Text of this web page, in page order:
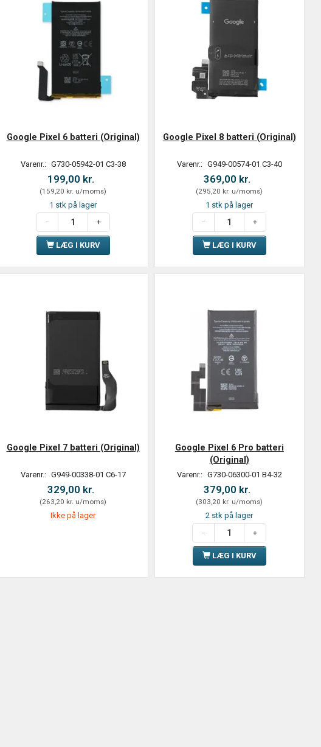
Google Pixel 6 batteri (Original)
Varenr.: G730-05942-01 C3-38
199,00 kr.
(159,20 kr. u/moms)
1 stk på lager
LÆG I KURV
Google Pixel 8 batteri (Original)
Varenr.: G949-00574-01 C3-40
369,00 kr.
(295,20 kr. u/moms)
1 stk på lager
LÆG I KURV
Google Pixel 7 batteri (Original)
Varenr.: G949-00338-01 C6-17
329,00 kr.
(263,20 kr. u/moms)
Ikke på lager
Google Pixel 6 Pro batteri
(Original)
Varenr.: G730-06300-01 B4-32
379,00 kr.
(303,20 kr. u/moms)
2 stk på lager
LÆG I KURV